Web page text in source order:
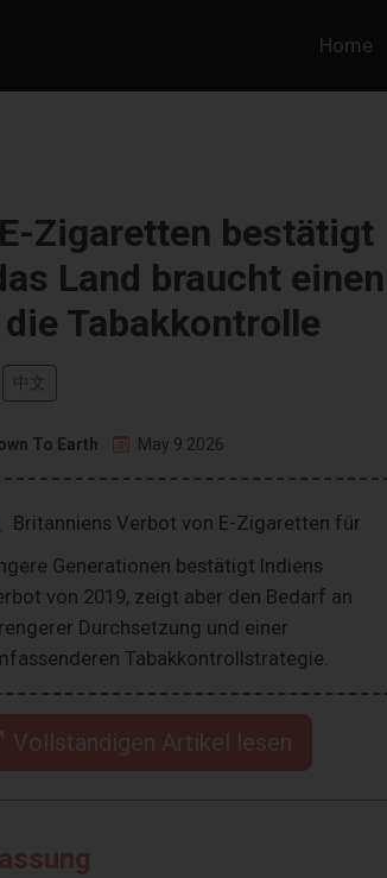
Home
Zigaretten bestätigt
Land braucht einen
Tabakkontrolle
中文
To Earth May 9 2026
Britanniens Verbot von E-Zigaretten für
Generationen bestätigt Indiens
von 2019, zeigt aber den Bedarf an
Durchsetzung und einer
Tabakkontrollstrategie.
Vollständigen Artikel lesen